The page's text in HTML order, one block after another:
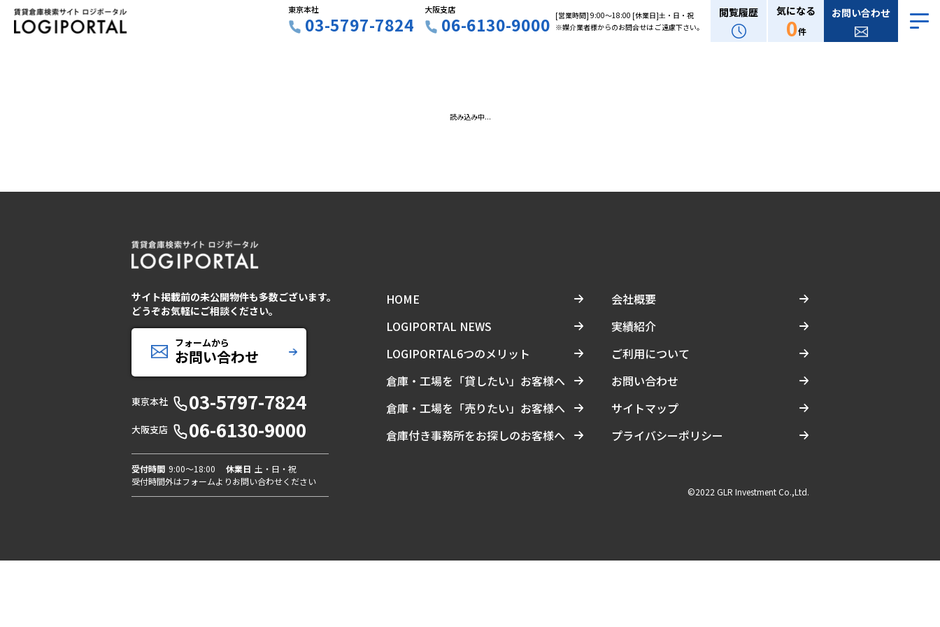
東京本社
03-5797-7824
大阪支店
06-6130-9000 [営業時間] 9:00〜18:00 [休業日]土・日・祝
※媒介業者様からのお問合せは ご遠慮下さい。
閲覧履歴 気になる
0件
お問い合わせ
読み込み中...
サイト掲載前の未公開物件も多数ございます。
どうぞお気軽にご相談ください。
フォームから
お問い合わせ
東京本社 03-5797-7824
大阪支店 06-6130-9000
受付時間 9:00〜18:00 休業日 土・日・祝
受付時間外はフォームよりお問い合わせください
HOME
LOGIPORTAL NEWS
LOGIPORTAL6つのメリット
倉庫・工場を「貸したい」お客様へ
倉庫・工場を「売りたい」お客様へ
倉庫付き事務所をお探しのお客様へ
会社概要
実績紹介
ご利用について
お問い合わせ
サイトマップ
プライバシーポリシー
©2022 GLR Investment Co.,Ltd.